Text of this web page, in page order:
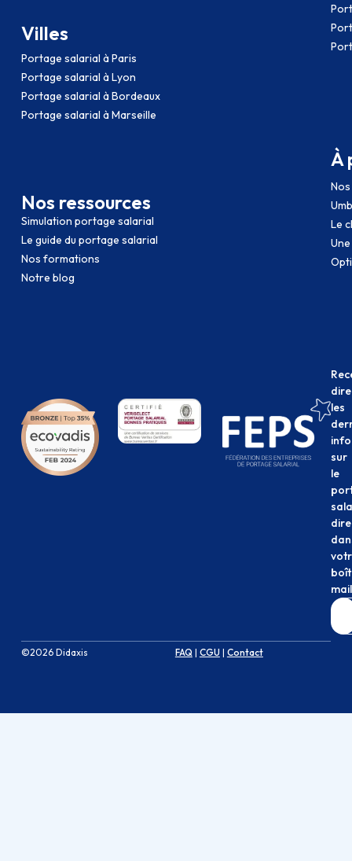
Villes
Portage salarial à Paris
Portage salarial à Lyon
Portage salarial à Bordeaux
Portage salarial à Marseille
Nos ressources
Simulation portage salarial
Le guide du portage salarial
Nos formations
Notre blog
À
Le
les
sur
le
©2026 Didaxis FAQ| CGU | Contact